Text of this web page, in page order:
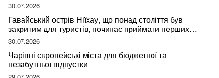
30.07.2026
Гавайський острів Ніїхау, що понад століття був
закритим для туристів, починає приймати перших
відвідувачів
30.07.2026
Чарівні європейські міста для бюджетної та
незабутньої відпустки